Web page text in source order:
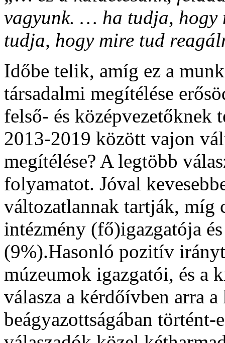
vagyunk. … ha tudja, hogy
tudja, hogy mire tud
Időbe telik, amíg ez a
társadalmi megítélése
felső- és középvezetőknek
2013-2019 között vajon
megítélése? A legtöbb
folyamatot. Jóval
változatlannak tartják, míg
intézmény (fő)igazgatója
(9%).Hasonló pozitív
múzeumok igazgatói, és a
válasza a kérdőívben arra
beágyazottságában